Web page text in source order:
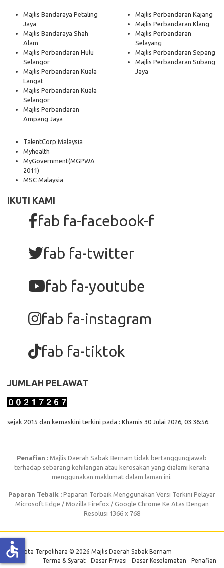
Majlis Bandaraya Petaling
Jaya
Majlis Bandaraya Shah
Alam
Majlis Perbandaran Hulu
Selangor
Majlis Perbandaran Kuala
Langat
Majlis Perbandaran Kuala
Selangor
Majlis Perbandaran
Ampang Jaya
Majlis Perbandaran Kajang
Majlis Perbandaran Klang
Majlis Perbandaran
Selayang
Majlis Perbandaran Sepang
Majlis Perbandaran Subang
Jaya
TalentCorp Malaysia
Myhealth
MyGovernment(MGPWA
2011)
MSC Malaysia
IKUTI KAMI
fab fa-facebook-f
fab fa-twitter
fab fa-youtube
fab fa-instagram
fab fa-tiktok
JUMLAH PELAWAT
sejak 2015 dan kemaskini terkini pada : Khamis 30 Julai 2026, 03:36:56.
Penafian : Majlis Daerah Sabak Bernam tidak bertanggungjawab
terhadap sebarang kehilangan atau kerosakan yang dialami kerana
menggunakan maklumat dalam laman ini.
Paparan Tebaik : Paparan Terbaik Menggunakan Versi Terkini Pelayar
Microsoft Edge / Mozilla Firefox / Google Chrome Ke Atas Dengan
Resolusi 1366 x 768
Hak Cipta Terpelihara © 2026 Majlis Daerah Sabak Bernam
Terma & Syarat
Dasar Privasi Dasar Keselamatan Penafian
accessible